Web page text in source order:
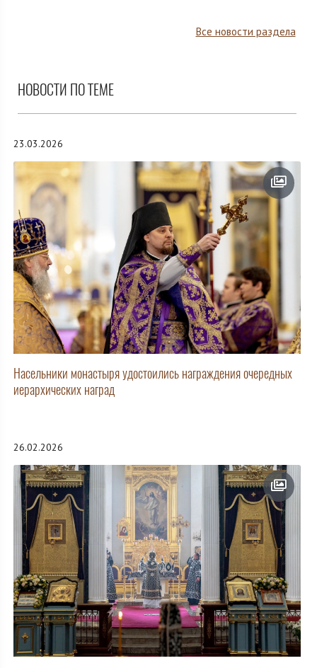
Все новости раздела
НОВОСТИ ПО ТЕМЕ
23.03.2026
Насельники монастыря удостоились награждения очередных
иерархических наград
26.02.2026